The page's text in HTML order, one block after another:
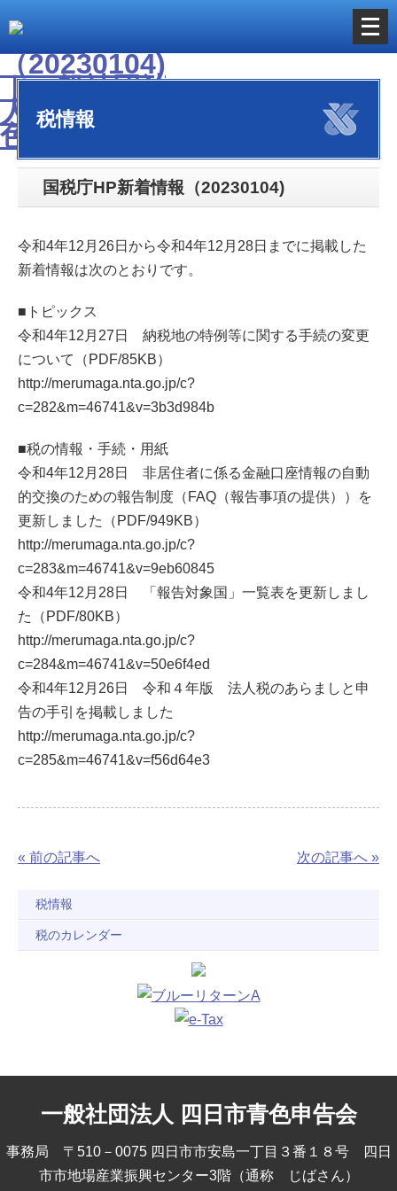
メ
ニ
を
く
税情報
国税庁HP新着情報（20230104)
令和4年12月26日から令和4年12月28日までに掲載した
新着情報は次のとおりです。
■トピックス
令和4年12月27日 納税地の特例等に関する手続の変更
について（PDF/85KB）
http://merumaga.nta.go.jp/c?
c=282&m=46741&v=3b3d984b
■税の情報・手続・用紙
令和4年12月28日 非居住者に係る金融口座情報の自動
的交換のための報告制度（FAQ（報告事項の提供））を
更新しました（PDF/949KB）
http://merumaga.nta.go.jp/c?
c=283&m=46741&v=9eb60845
令和4年12月28日 「報告対象国」一覧表を更新しまし
た（PDF/80KB）
http://merumaga.nta.go.jp/c?
c=284&m=46741&v=50e6f4ed
令和4年12月26日 令和４年版 法人税のあらましと申
告の手引を掲載しました
http://merumaga.nta.go.jp/c?
c=285&m=46741&v=f56d64e3
« 前の記事へ 次の記事へ »
税情報
税のカレンダー
一般社団法人 四日市青色申告会
事務局 〒510－0075 四日市市安島一丁目３番１８号 四日
市市地場産業振興センター3階（通称 じばさん）